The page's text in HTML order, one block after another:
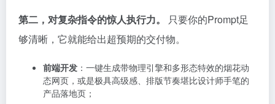
第二，对复杂指令的惊人执行力。
只要你的Prompt足
够清晰，它就能给出超预期的交付物。
前端开发 ：一键生成带物理引擎和多形态特效的烟花动
态网页，或是极具高级感、排版节奏堪比设计师手笔的
产品落地页；